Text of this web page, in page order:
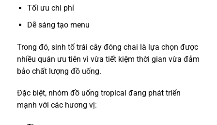
Tối ưu chi phí
Dễ sáng tạo menu
Trong đó, sinh tố trái cây đóng chai là lựa chọn được
nhiều quán ưu tiên vì vừa tiết kiệm thời gian vừa đảm
bảo chất lượng đồ uống.
Đặc biệt, nhóm đồ uống tropical đang phát triển
mạnh với các hương vị: